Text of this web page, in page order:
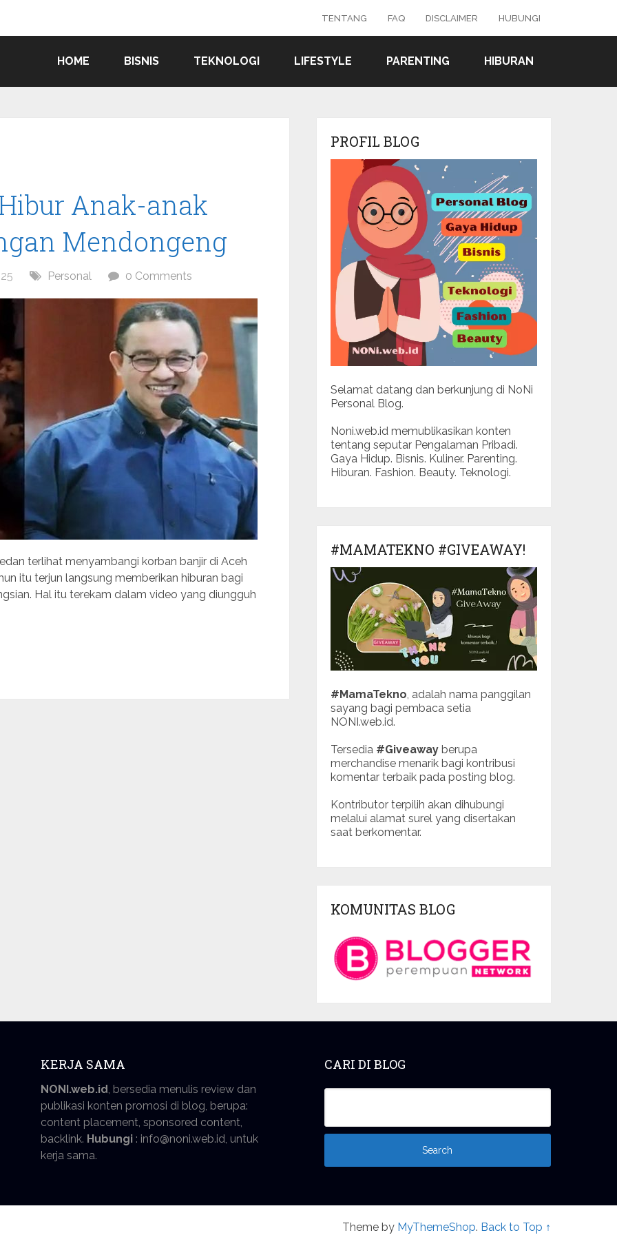
TENTANG FAQ DISCLAIMER HUBUNGI
HOME BISNIS TEKNOLOGI LIFESTYLE PARENTING HIBURAN
Anak-anak
Mendongeng
Personal 0 Comments
terlihat menyambangi korban banjir di Aceh
itu terjun langsung memberikan hiburan bagi
Hal itu terekam dalam video yang diungguh
PROFIL BLOG
Selamat datang dan berkunjung di NoNi
Personal Blog.
Noni.web.id memublikasikan konten
tentang seputar Pengalaman Pribadi.
Gaya Hidup. Bisnis. Kuliner. Parenting.
Hiburan. Fashion. Beauty. Teknologi.
#MAMATEKNO #GIVEAWAY!
#MamaTekno , adalah nama panggilan
sayang bagi pembaca setia
NONI.web.id.
Tersedia #Giveaway berupa
merchandise menarik bagi kontribusi
komentar terbaik pada posting blog.
Kontributor terpilih akan dihubungi
melalui alamat surel yang disertakan
saat berkomentar.
KOMUNITAS BLOG
KERJA SAMA
NONI.web.id, bersedia menulis review dan
publikasi konten promosi di blog, berupa:
content placement, sponsored content,
backlink. Hubungi : info@noni.web.id, untuk
kerja sama.
CARI DI BLOG
Theme by MyThemeShop. Back to Top ↑